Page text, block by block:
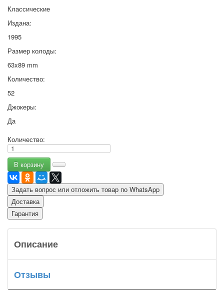
Классические
Издана:
1995
Размер колоды:
63x89 mm
Количество:
52
Джокеры:
Да
Количество:
Задать вопрос или отложить товар по WhatsApp
Доставка
Гарантия
Описание
Отзывы